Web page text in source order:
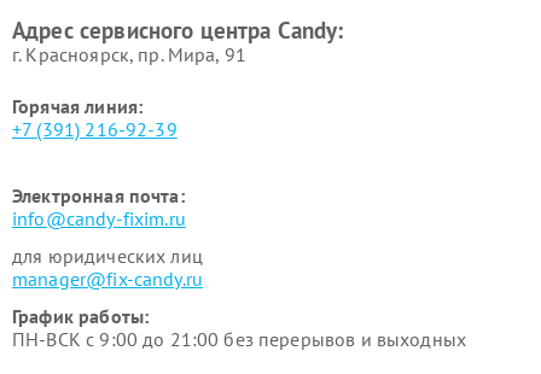
Адрес сервисного центра Candy:
г. Красноярск, ​пр. Мира, 91
Горячая линия:
+7 (391) 216-92-39
Электронная почта:
info@candy-fixim.ru
для юридических лиц
manager@fix-candy.ru
График работы:
ПН-ВСК с 9:00 до 21:00 без перерывов и выходных